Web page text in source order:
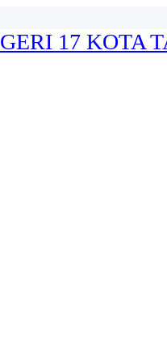
17 KOTA